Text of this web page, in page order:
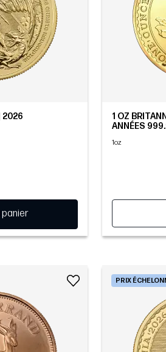
2026
panier
1 OZ
ANNÉES
1oz
PRIX